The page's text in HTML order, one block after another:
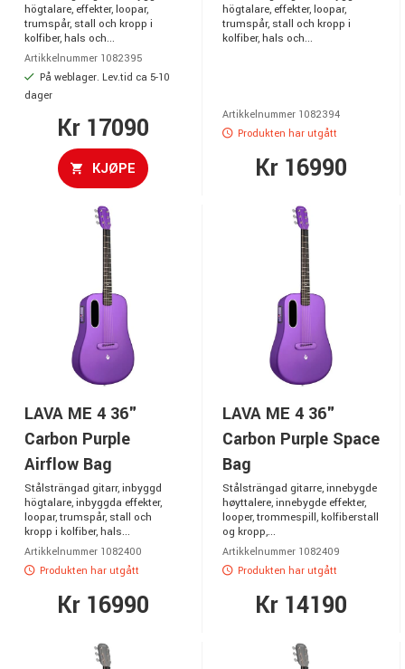
högtalare, effekter, loopar,
trumspår, stall och kropp i
kolfiber, hals och...
Artikkelnummer 1082395
På weblager. Lev.tid ca 5-10
dager
Kr 17090
KJØPE
högtalare, effekter, loopar,
trumspår, stall och kropp i
kolfiber, hals och...
Artikkelnummer 1082394
Produkten har utgått
Kr 16990
LAVA ME 4 36"
Carbon Purple
Airflow Bag
Stålsträngad gitarr, inbyggd
högtalare, inbyggda effekter,
loopar, trumspår, stall och
kropp i kolfiber, hals...
Artikkelnummer 1082400
Produkten har utgått
Kr 16990
LAVA ME 4 36"
Carbon Purple Space
Bag
Stålsträngad gitarre, innebygde
høyttalere, innebygde effekter,
looper, trommespill, kolfiberstall
og kropp,...
Artikkelnummer 1082409
Produkten har utgått
Kr 14190